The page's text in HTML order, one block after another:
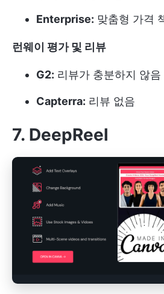
Enterprise: 맞춤형 가격
런웨이 평가 및 리뷰
G2: 리뷰가 충분하지 않음
Capterra: 리뷰 없음
7. DeepReel